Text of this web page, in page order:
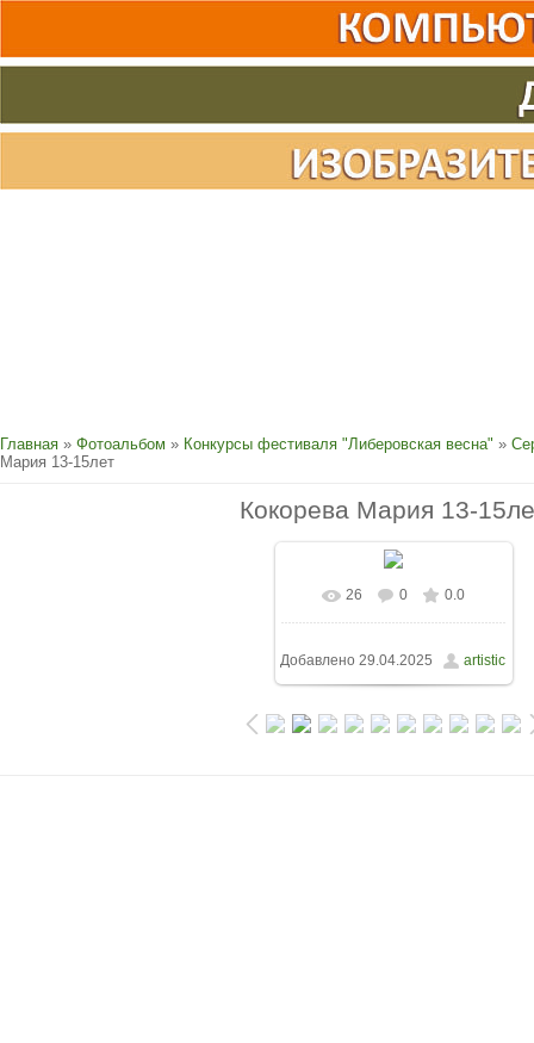
Главная » Фотоальбом » Конкурсы фестиваля "Либеровская весна" »
Мария 13-15лет
Кокорева Мария 13-
26 0 0.0
Добавлено 29.04.2025 artistic